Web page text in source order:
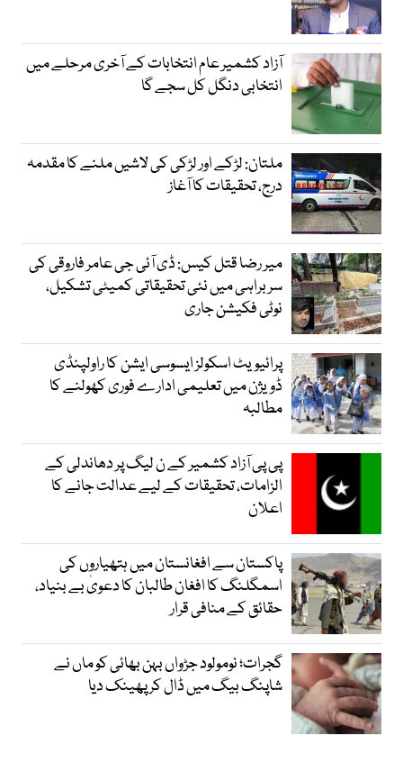
آزاد کشمیر عام انتخابات کے آخری مرحلے میں
انتخابی دنگل کل سجے گا
ملتان: لڑکے اور لڑکی کی لاشیں ملنے کا مقدمہ
درج، تحقیقات کا آغاز
میر رضا قتل کیس: ڈی آئی جی عامر فاروقی کی
سربراہی میں نئی تحقیقاتی کمیٹی تشکیل،
نوٹی فکیشن جاری
پرائیویٹ اسکولز ایسوسی ایشن کا راولپنڈی
ڈویژن میں تعلیمی ادارے فوری کھولنے کا
مطالبہ
پی پی آزاد کشمیر کے ن لیگ پر دھاندلی کے
الزامات، تحقیقات کے لیے عدالت جانے کا
اعلان
پاکستان سے افغانستان میں ہتھیاروں کی
اسمگلنگ کا افغان طالبان کا دعویٰ بے بنیاد،
حقائق کے منافی قرار
گجرات؛ نومولود جڑواں بہن بھائی کو ماں نے
شاپنگ بیگ میں ڈال کر پھینک دیا